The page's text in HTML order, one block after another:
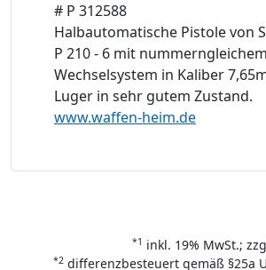
# P 312588
Halbautomatische Pistole von
P 210 - 6 mit nummerngleichem
Wechselsystem in Kaliber
Luger in sehr gutem Zustand.
www.waffen-heim.de
*1 inkl. 19% MwSt.;
*2 differenzbesteuert gemäß §25a